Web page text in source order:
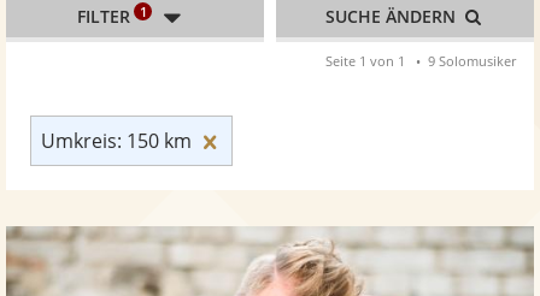
Umkreis: 150 km
FILTER 1 SUCHE ÄNDERN
Seite 1 von 1 9 Solomusiker